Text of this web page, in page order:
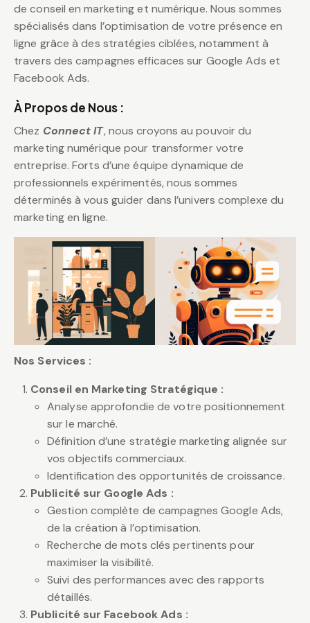
de conseil en marketing et numérique. Nous sommes
spécialisés dans l’optimisation de votre présence en
ligne grâce à des stratégies ciblées, notamment à
travers des campagnes efficaces sur Google Ads et
Facebook Ads.
À Propos de Nous :
Chez Connect IT, nous croyons au pouvoir du
marketing numérique pour transformer votre
entreprise. Forts d’une équipe dynamique de
professionnels expérimentés, nous sommes
déterminés à vous guider dans l’univers complexe du
marketing en ligne.
Nos Services :
Conseil en Marketing Stratégique :
Analyse approfondie de votre positionnement
sur le marché.
Définition d’une stratégie marketing alignée sur
vos objectifs commerciaux.
Identification des opportunités de croissance.
Publicité sur Google Ads :
Gestion complète de campagnes Google Ads,
de la création à l’optimisation.
Recherche de mots clés pertinents pour
maximiser la visibilité.
Suivi des performances avec des rapports
détaillés.
Publicité sur Facebook Ads :